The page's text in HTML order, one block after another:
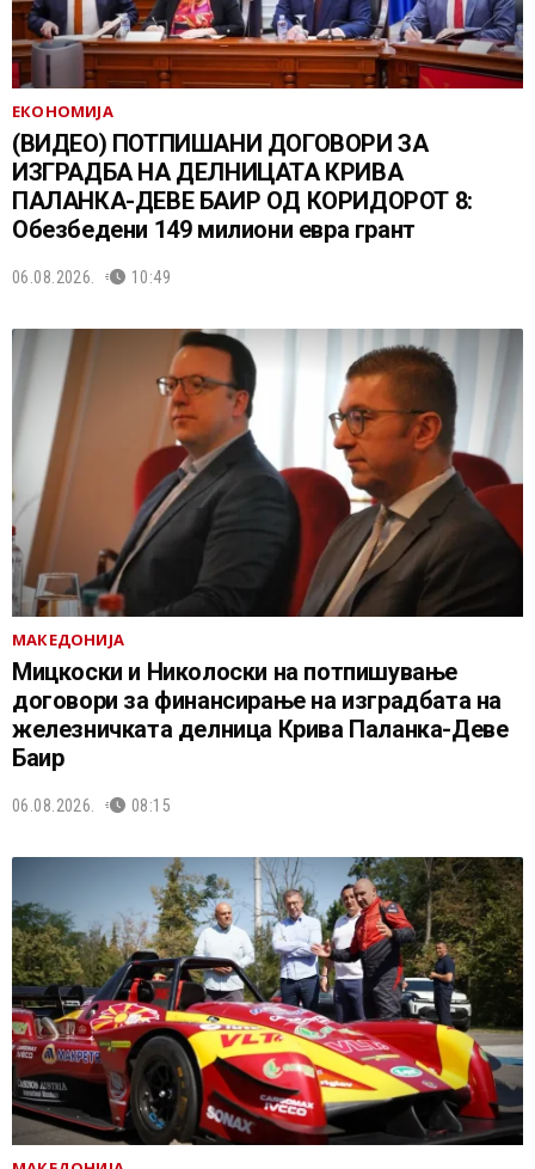
ЕКОНОМИЈА
(ВИДЕО) ПОТПИШАНИ ДОГОВОРИ ЗА
ИЗГРАДБА НА ДЕЛНИЦАТА КРИВА
ПАЛАНКА-ДЕВЕ БАИР ОД КОРИДОРОТ 8:
Обезбедени 149 милиони евра грант
06.08.2026. 10:49
МАКЕДОНИЈА
Мицкоски и Николоски на потпишување
договори за финансирање на изградбата на
железничката делница Крива Паланка-Деве
Баир
06.08.2026. 08:15